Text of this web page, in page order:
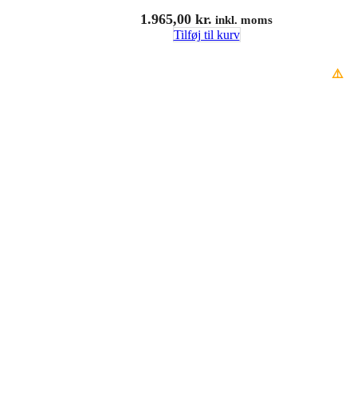
1.965,00 kr. inkl. moms
Tilføj til kurv
⚠️